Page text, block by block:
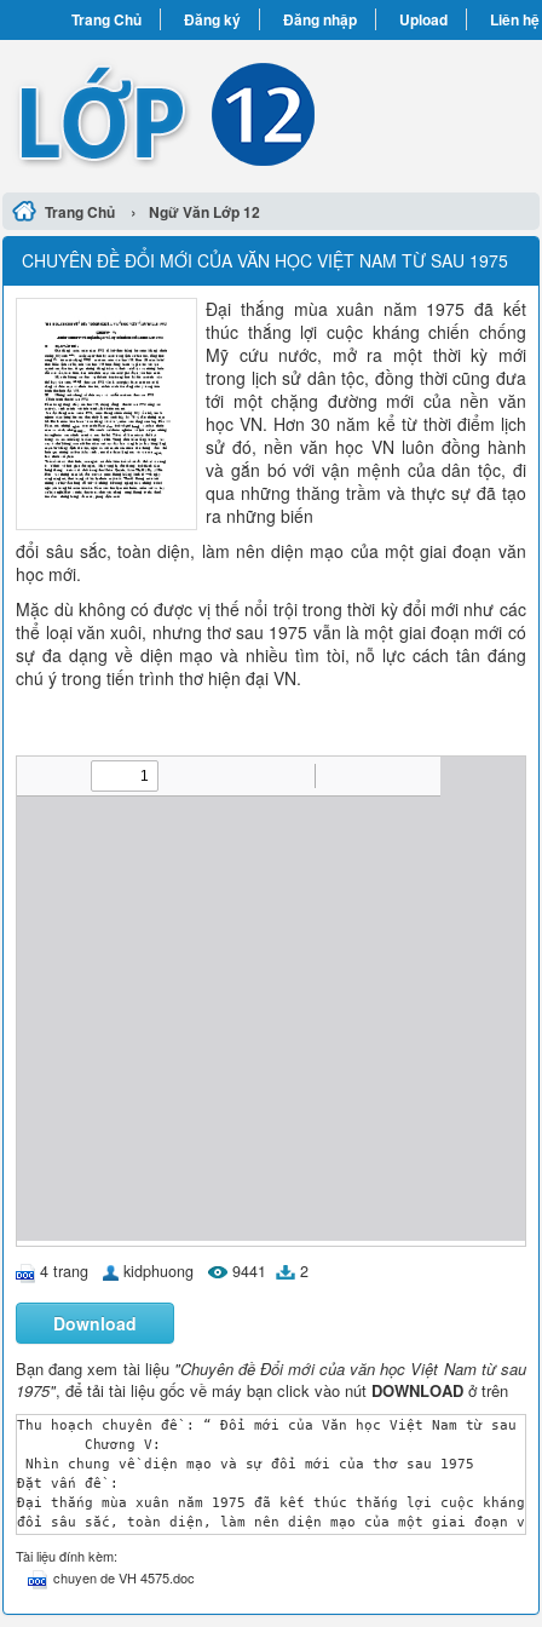
Trang Chủ Đăng ký Đăng nhập Upload Liên hệ
Trang Chủ › Ngữ Văn Lớp 12
CHUYÊN ĐỀ ĐỔI MỚI CỦA VĂN HỌC VIỆT NAM TỪ SAU 1975
Đại thắng mùa xuân năm 1975 đã kết
thúc thắng lợi cuộc kháng chiến chống
Mỹ cứu nước, mở ra một thời kỳ mới
trong lịch sử dân tộc, đồng thời cũng đưa
tới một chặng đường mới của nền văn
học VN. Hơn 30 năm kể từ thời điểm lịch
sử đó, nền văn học VN luôn đồng hành
và gắn bó với vận mệnh của dân tộc, đi
qua những thăng trầm và thực sự đã tạo
ra những biến
đổi sâu sắc, toàn diện, làm nên diện mạo của một giai đoạn văn
học mới.
Mặc dù không có được vị thế nổi trội trong thời kỳ đổi mới như các
thể loại văn xuôi, nhưng thơ sau 1975 vẫn là một giai đoạn mới có
sự đa dạng về diện mạo và nhiều tìm tòi, nỗ lực cách tân đáng
chú ý trong tiến trình thơ hiện đại VN.
4 trang kidphuong 9441 2
Download
Bạn đang xem tài liệu "Chuyên đề Đổi mới của văn học Việt Nam từ sau
1975", để tải tài liệu gốc về máy bạn click vào nút DOWNLOAD ở trên
Thu hoạch chuyên đề : “ Đổi mới của Văn học Việt Nam từ sau
Nhìn chung về diện mạo và sự đổi mới của thơ sau 1975
Đặt vấn đề :
Đại thắng mùa xuân năm 1975 đã kết thúc thắng lợi cuộc
đổi sâu sắc, toàn diện, làm nên diện mạo của một giai đoạn
Mặc dù không có được vị thế nổi trội trong thời kỳ đổi mới
Những nét chung về diện mạo và sự đổi mới của thơ sau 1975
1.Tiến trình thơ từ sau 1975:
Sau đại thắng mùa xuân 1975, cuộc kháng chiến chống Mỹ
Tài liệu đính kèm:
chuyen de VH 4575.doc